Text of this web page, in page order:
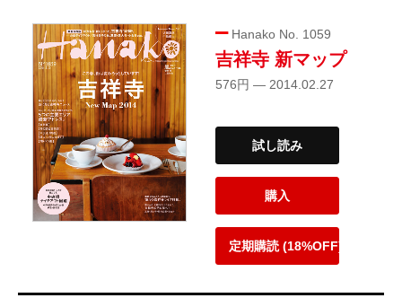
Hanako No. 1059
吉祥寺 新マップ
576円 — 2014.02.27
試し読み
購入
定期購読 (18%OFF)